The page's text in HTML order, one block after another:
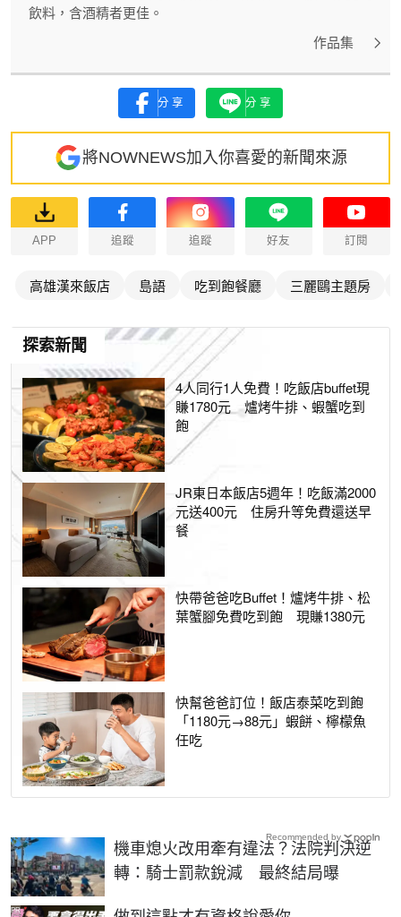
飲料，含酒精者更佳。
作品集
分享 分享
將NOWNEWS加入你喜愛的新聞來源
APP 追蹤 追蹤 好友 訂閱
高雄漢來飯店 島語 吃到飽餐廳 三麗鷗主題房
探索新聞
4人同行1人免費！吃飯店buffet現
賺1780元 爐烤牛排、蝦蟹吃到
飽
JR東日本飯店5週年！吃飯滿2000
元送400元 住房升等免費還送早
餐
快帶爸爸吃Buffet！爐烤牛排、松
葉蟹腳免費吃到飽 現賺1380元
快幫爸爸訂位！飯店泰菜吃到飽
「1180元→88元」蝦餅、檸檬魚
任吃
機車熄火改用牽有違法？法院判決逆
轉：騎士罰款銳減 最終結局曝
PR
Recommended by